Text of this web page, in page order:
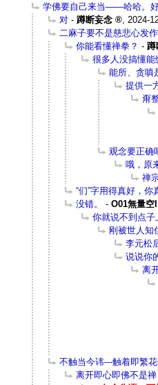
学佛要自己来当——哈哈。好
对 - 蹲断妄念
2024-
二麻子要不是慈悲心发
你能看懂禅拳？ - 蹲
很多人没搞懂能
能所、贪嗔
提供一
甭
观念要正确
哦，原
禅
“们”字用得真好，你
没错。
- O01無量空I
你就说不到点子
刚被世人知
李元松
说说你
离
不触当今讳---触着即繁
离开即心即佛不是禅